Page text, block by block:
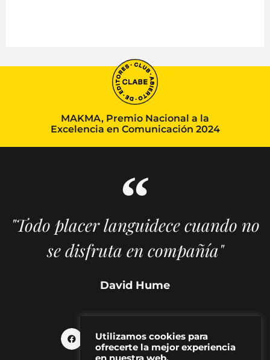
MAKMA, Premio Nacional a la
Excelencia en Comunicación 2024
"Todo placer languidece cuando no
se disfruta en compañía"
David Hume
Utilizamos cookies para
ofrecerte la mejor experiencia